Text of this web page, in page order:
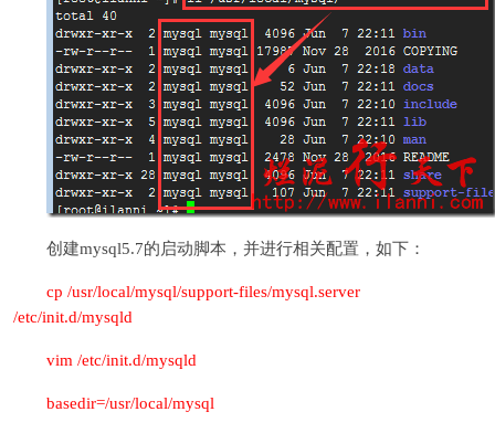
创建mysql5.7的启动脚本，并进行相关配置，如下：
cp /usr/local/mysql/support-files/mysql.server
/etc/init.d/mysqld
vim /etc/init.d/mysqld
basedir=/usr/local/mysql